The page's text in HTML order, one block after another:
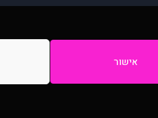
אישור